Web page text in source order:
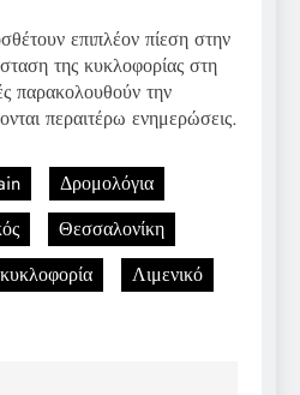
επιπλέον πίεση στην
της κυκλοφορίας στη
παρακολουθούν την
περαιτέρω ενημερώσεις.
Δρομολόγια
Θεσσαλονίκη
κυκλοφορία
Λιμενικό